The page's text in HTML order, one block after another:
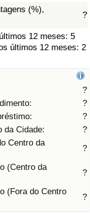
(%),
?
12 meses: 5
últimos 12 meses: 2
?
?
?
da Cidade:
?
Centro da
?
(Centro da
?
(Fora do Centro
?